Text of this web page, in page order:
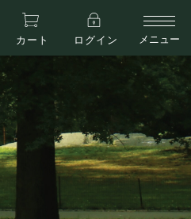
カート ログイン メニュー